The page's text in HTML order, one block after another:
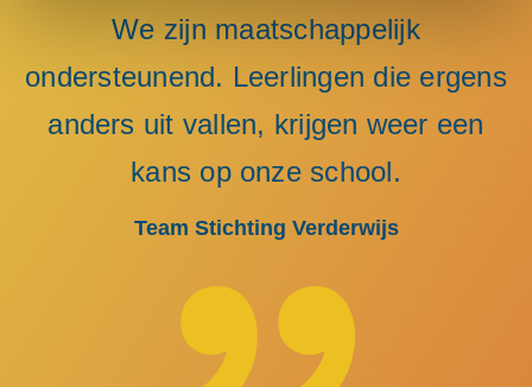
We zijn maatschappelijk
ondersteunend. Leerlingen die ergens
anders uit vallen, krijgen weer een
kans op onze school.
Team Stichting Verderwijs